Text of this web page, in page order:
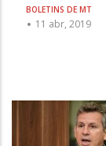
BOLETINS DE MT
11 abr, 2019